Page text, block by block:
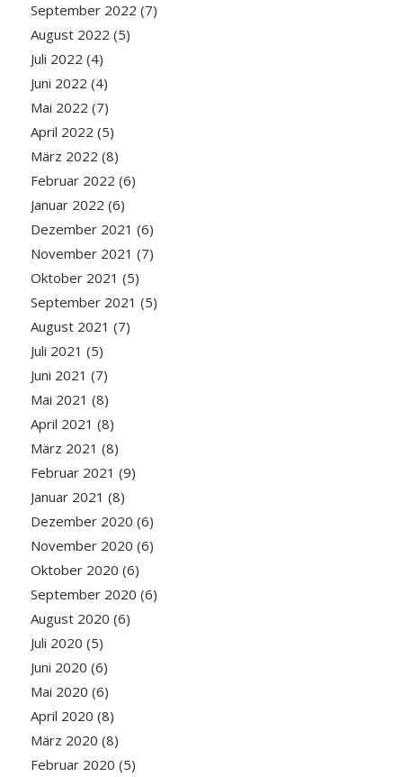
September 2022 (7)
August 2022 (5)
Juli 2022 (4)
Juni 2022 (4)
Mai 2022 (7)
April 2022 (5)
März 2022 (8)
Februar 2022 (6)
Januar 2022 (6)
Dezember 2021 (6)
November 2021 (7)
Oktober 2021 (5)
September 2021 (5)
August 2021 (7)
Juli 2021 (5)
Juni 2021 (7)
Mai 2021 (8)
April 2021 (8)
März 2021 (8)
Februar 2021 (9)
Januar 2021 (8)
Dezember 2020 (6)
November 2020 (6)
Oktober 2020 (6)
September 2020 (6)
August 2020 (6)
Juli 2020 (5)
Juni 2020 (6)
Mai 2020 (6)
April 2020 (8)
März 2020 (8)
Februar 2020 (5)